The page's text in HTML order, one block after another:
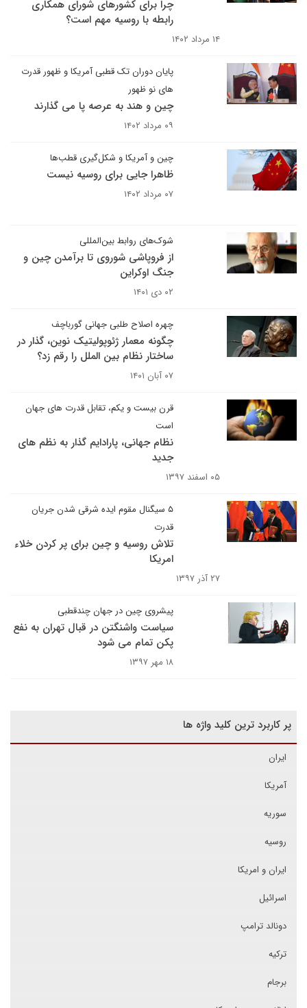
چرا برای کشورهای شورای همکاری
رابطه با روسیه مهم است؟
۱۴ مرداد ۱۴۰۲
پایان دوران تک قطبی آمریکا و ظهور قدرت
های نو ظهور
چین و هند به عرصه پا می گذارند
۰۹ مرداد ۱۴۰۲
چین و آمریکا و شکل‌گیری قطب‌ها
ظاهرا جایی برای روسیه نیست
۰۷ مرداد ۱۴۰۲
شوک‌های روابط بین‌المللی
از فروپاشی شوروی تا برآمدن چین و
جنگ اوکراین
۰۲ دی ۱۴۰۱
چهره اصلاح طلبی جهانی گورباچف
چگونه معمار ژئوپولیتیک نوین‌، گذار در
ساختار نظام بین الملل را رقم زد؟
۰۷ آبان ۱۴۰۱
قرن بیست و یکم، تقابل قدرت های جهان
است
نظام جهانی، پارادایم گذار به نظم های
جدید
۰۵ اسفند ۱۳۹۷
۵ سیگنال مقوم ایده شرقی شدن جریان
قدرت
تلاش روسیه و چین برای پر کردن خلاء
امریکا
۲۷ آذر ۱۳۹۷
پیشروی چین در جهان چندقطبی
سیاست واشنگتن در قبال تهران به نفع
پکن تمام می شود
۱۸ مهر ۱۳۹۷
پر کاربرد ترین کلید واژه ها
ایران
آمریکا
سوریه
روسیه
ایران و امریکا
اسرائیل
دونالد ترامپ
ترکیه
برجام